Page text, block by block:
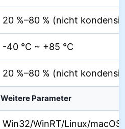
20 %–80 % (nicht
-40 °C ~ +85 °C
20 %–80 % (nicht
Weitere Parameter
Win32/WinRT/Linux/